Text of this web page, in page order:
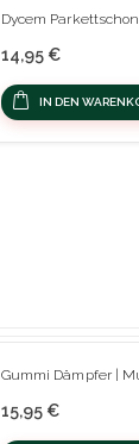
Dycem
14,95 €
IN DEN
Gummi Dämpfer |
15,95 €